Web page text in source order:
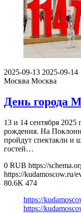
2025-09-13 2025-09-14
Москва Москва
День города
13 и 14 сентября
рождения. На
пройдут спектакли и
гостей…
0 RUB https://
https://kudamoscow.ru/
80.6K 474
https://
https://